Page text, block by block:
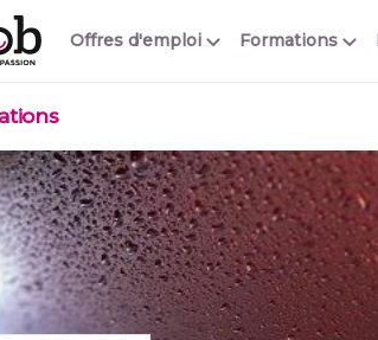
Offres d'emploi Formations